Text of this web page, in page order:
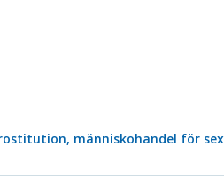
människohandel för